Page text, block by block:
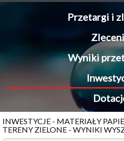
Przetargi i
Wyniki
INWESTYCJE - MATERIAŁY
TERENY ZIELONE - WYNIKI